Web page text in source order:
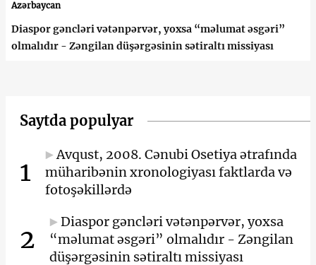
Azərbaycan
Diaspor gəncləri vətənpərvər, yoxsa “məlumat əsgəri”
olmalıdır - Zəngilan düşərgəsinin sətiraltı missiyası
Saytda populyar
1
Avqust, 2008. Cənubi Osetiya ətrafında
müharibənin xronologiyası faktlarda və
fotoşəkillərdə
2
Diaspor gəncləri vətənpərvər, yoxsa
“məlumat əsgəri” olmalıdır - Zəngilan
düşərgəsinin sətiraltı missiyası